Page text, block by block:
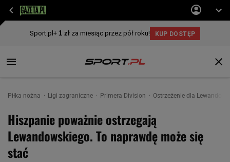
Piłka nożna Ligi zagraniczne Primera Division Ostrzeżenie dla
Hiszpanie poważnie ostrzegają
Lewandowskiego. To naprawdę może się
stać